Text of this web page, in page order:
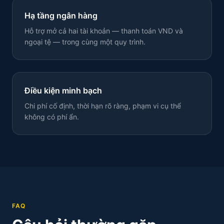
Hạ tầng ngân hàng
Hỗ trợ mở cả hai tài khoản — thanh toán VND và
ngoại tệ — trong cùng một quy trình.
Điều kiện minh bạch
Chi phí cố định, thời hạn rõ ràng, phạm vi cụ thể
không có phí ẩn.
FAQ